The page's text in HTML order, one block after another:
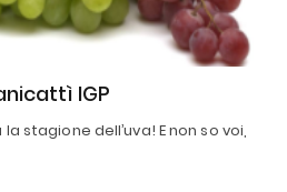
IGP
stagione dell’uva! E non so voi,